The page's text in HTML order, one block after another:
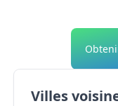
Villes